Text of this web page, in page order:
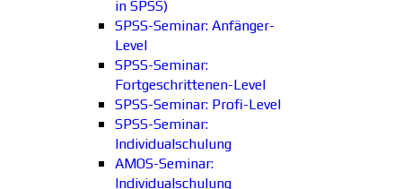
in SPSS)
SPSS-Seminar: Anfänger-
Level
SPSS-Seminar:
Fortgeschrittenen-Level
SPSS-Seminar: Profi-Level
SPSS-Seminar:
Individualschulung
AMOS-Seminar:
Individualschulung